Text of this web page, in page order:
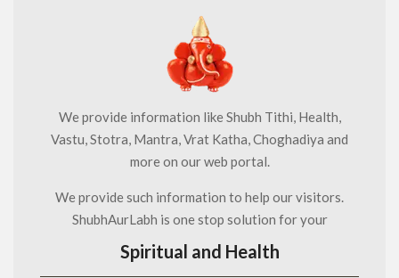
We provide information like Shubh Tithi, Health,
Vastu, Stotra, Mantra, Vrat Katha, Choghadiya and
more on our web portal.
We provide such information to help our visitors.
ShubhAurLabh is one stop solution for your
Spiritual and Health